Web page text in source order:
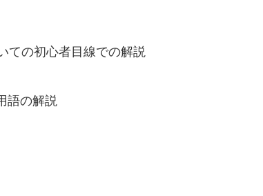
ての初心者目線での解説
語の解説